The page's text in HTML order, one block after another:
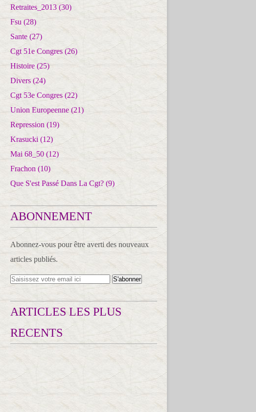
Retraites_2013 (30)
Fsu (28)
Sante (27)
Cgt 51e Congres (26)
Histoire (25)
Divers (24)
Cgt 53e Congres (22)
Union Europeenne (21)
Repression (19)
Krasucki (12)
Mai 68_50 (12)
Frachon (10)
Que S'est Passé Dans La Cgt? (9)
ABONNEMENT
Abonnez-vous pour être averti des nouveaux
articles publiés.
ARTICLES LES PLUS
RECENTS